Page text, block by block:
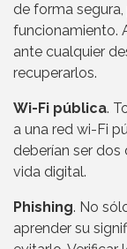
de forma
funcionamiento.
ante cualquier
recuperarlos.
Wi-Fi pública.
a una red wi-Fi
deberían ser
vida digital.
Phishing. No
aprender su